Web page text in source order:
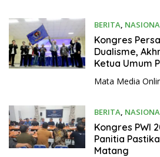
BERITA,
31/08/2025
Kongres
Dualisme,
Ketua Umum
Mata Media
BERITA,
26/08/2025
Kongres PWI
Panitia
Matang